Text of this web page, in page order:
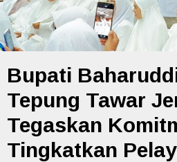
Bupati
Tepung Tawar
Tegaskan
Tingkatkan